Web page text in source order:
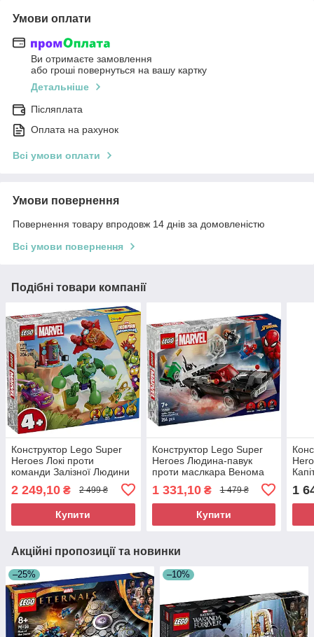
Умови оплати
Ви отримаєте замовлення
або гроші повернуться на вашу картку
Детальніше
Післяплата
Оплата на рахунок
Всі умови оплати
Умови повернення
Повернення товару впродовж 14 днів за домовленістю
Всі умови повернення
Подібні товари компанії
Конструктор Lego Super
Heroes Локі проти
команди Залізної Людини
2 249,10 ₴ 2 499 ₴
Купити
Конструктор Lego Super
Heroes Людина-павук
проти маслкара Венома
1 331,10₴ 1 479 ₴
Купити
1
Акційні пропозиції та новинки
–25% –10%